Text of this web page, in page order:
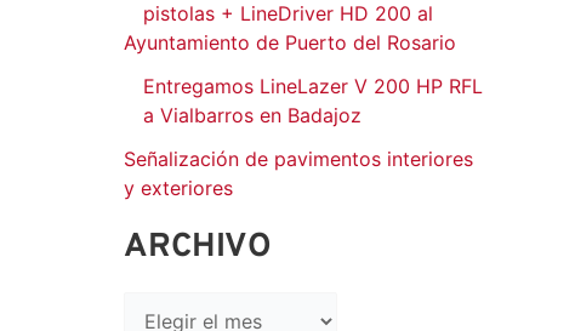
pistolas + LineDriver HD 200 al
Ayuntamiento de Puerto del Rosario
Entregamos LineLazer V 200 HP RFL
a Vialbarros en Badajoz
Señalización de pavimentos interiores
y exteriores
ARCHIVO